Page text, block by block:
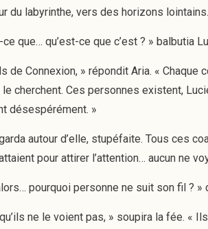
du labyrinthe, vers des horizons lointains.
ce que… qu’est-ce que c’est ? » balbutia
de Connexion, » répondit Aria. «
le cherchent. Ces personnes existent,
désespérément. »
autour d’elle, stupéfaite. Tous ces
pour attirer l’attention… aucun ne
pourquoi personne ne suit son fil ? »
ne le voient pas, » soupira la fée. «